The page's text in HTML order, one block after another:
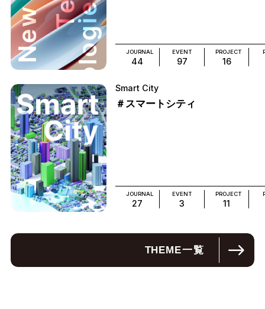
JOURNAL
44
EVENT
97
PROJECT
16
Smart City
＃スマートシティ
JOURNAL
27
EVENT
3
PROJECT
11
THEME一覧